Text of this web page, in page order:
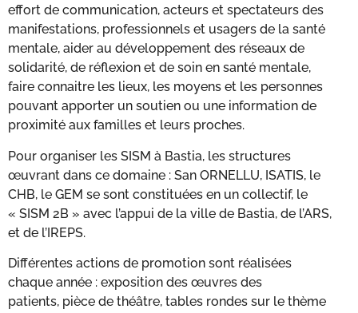
effort de communication, acteurs et spectateurs des
manifestations, professionnels et usagers de la santé
mentale​, aider au développement des réseaux de
solidarité, de réflexion et de soin en santé mentale​,
faire connaitre les lieux, les moyens et les personnes
pouvant apporter un soutien ou une information de
proximité aux familles et leurs proches.
Pour organiser les SISM à Bastia, les structures
œuvrant dans ce domaine : San ORNELLU, ISATIS, le
CHB, le GEM se sont constituées en un collectif, le
« SISM 2B » avec l’appui de la ville de Bastia, de l’ARS,
et de l’IREPS.​
Différentes actions de promotion sont réalisées
chaque année : exposition des œuvres des
patients, pièce de théâtre, tables rondes sur le thème